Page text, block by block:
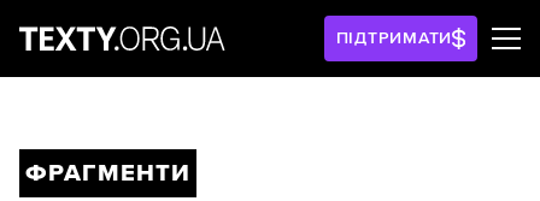
ПІДТРИМАТИ
ФРАГМЕНТИ